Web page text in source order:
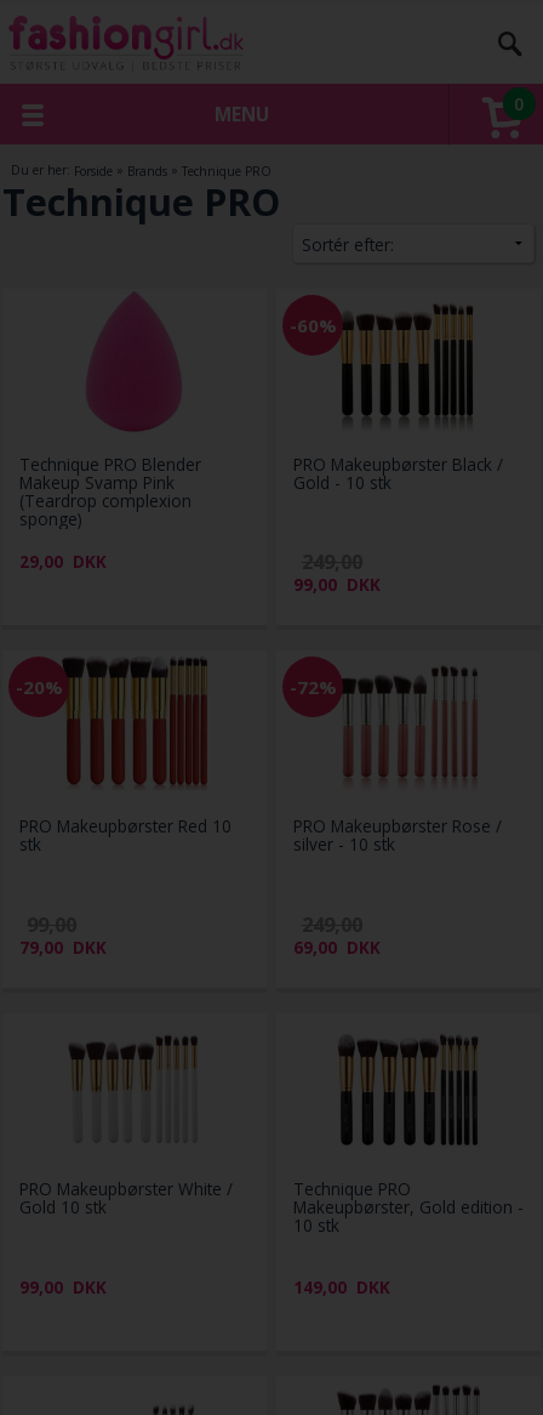
0
MENU
Du er her: Forside » Brands »Technique PRO
Technique PRO
Technique PRO Blender
Makeup Svamp Pink
(Teardrop complexion
sponge)
29,00 DKK
-60%
PRO Makeupbørster Black /
Gold - 10 stk
99,00 DKK
-20%
PRO Makeupbørster Red 10
stk
79,00 DKK
-72%
PRO Makeupbørster Rose /
silver - 10 stk
69,00 DKK
PRO Makeupbørster White /
Gold 10 stk
99,00 DKK
Technique PRO
Makeupbørster, Gold edition -
10 stk
149,00 DKK